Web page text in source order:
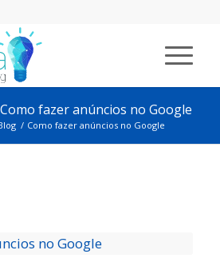
fazer anúncios no Google
/ Como fazer anúncios no Google